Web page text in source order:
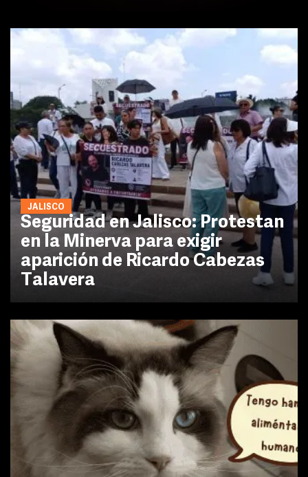
JALISCO
Seguridad en Jalisco: Protestan
en la Minerva para exigir
aparición de Ricardo Cabezas
Talavera